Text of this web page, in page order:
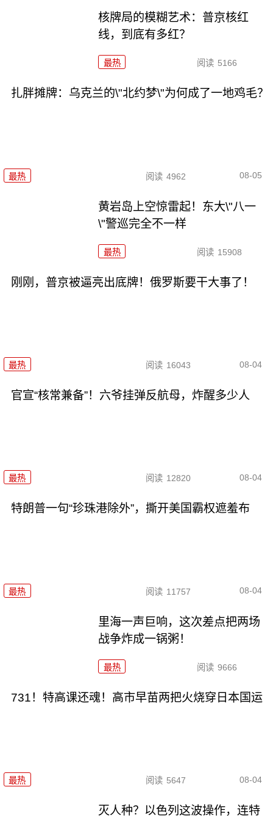
核牌局的模糊艺术：普京核红
线，到底有多红？
最热 阅读 5166
扎胖摊牌：乌克兰的\"北约梦\"为何成了一地鸡毛？
最热 阅读 4962 08-05
黄岩岛上空惊雷起！东大\"八一
\"警巡完全不一样
最热 阅读 15908
刚刚，普京被逼亮出底牌！俄罗斯要干大事了！
最热 阅读 16043 08-04
官宣“核常兼备”！六爷挂弹反航母，炸醒多少人
最热 阅读 12820 08-04
特朗普一句“珍珠港除外”，撕开美国霸权遮羞布
最热 阅读 11757 08-04
里海一声巨响，这次差点把两场
战争炸成一锅粥！
最热 阅读 9666
731！特高课还魂！高市早苗两把火烧穿日本国运
最热 阅读 5647 08-04
灭人种？以色列这波操作，连特